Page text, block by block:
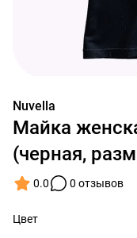
Nuvella
Майка
(черная,
0.0 0 отзывов
Цвет